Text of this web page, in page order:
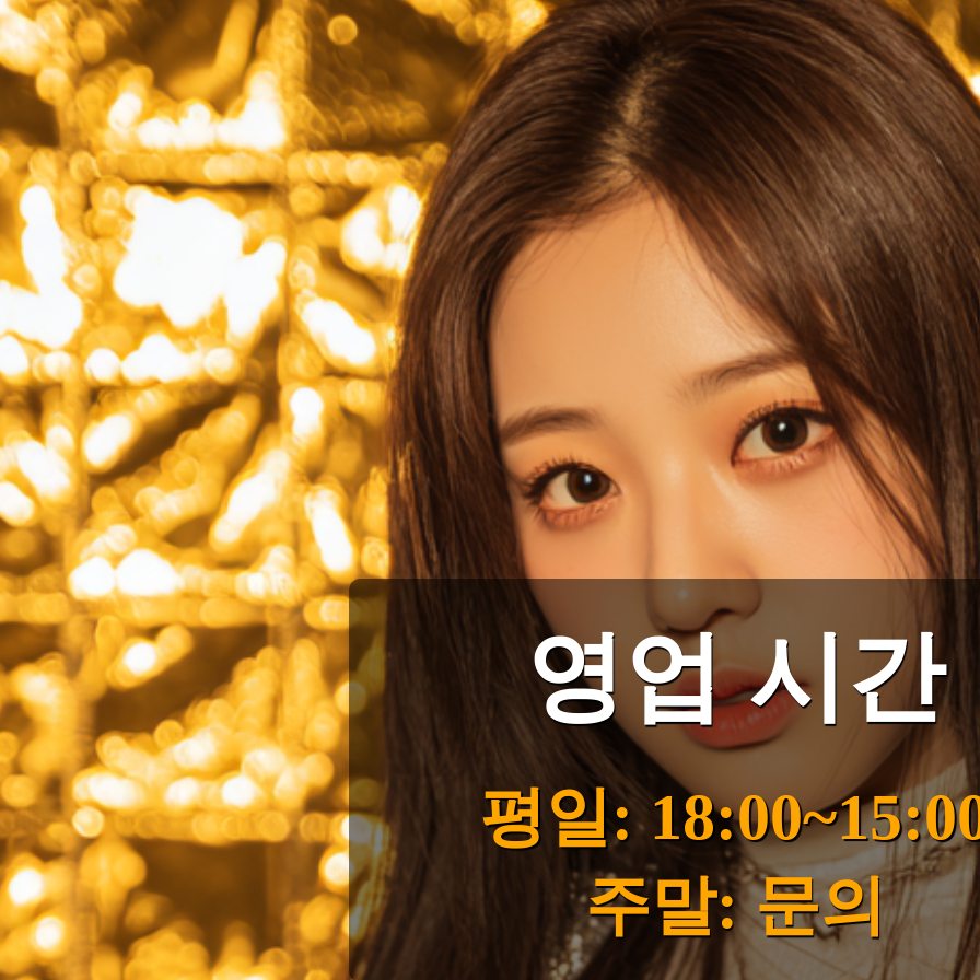
영업 시간
평일:
주말: 문의